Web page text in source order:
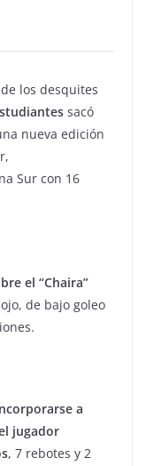
los desquites
sacó
nueva edición
Sur con 16
el “Chaira”
de bajo goleo
a
jugador
, 7 rebotes y 2